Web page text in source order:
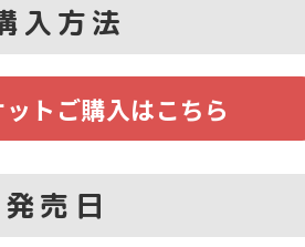
入方法
ト ご購入はこちら
発売日